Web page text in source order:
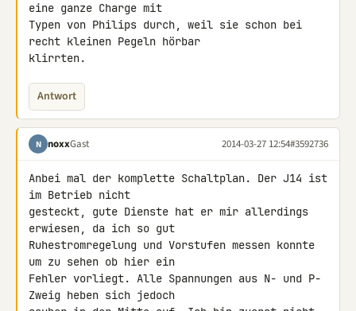
eine ganze Charge mit
Typen von Philips durch, weil sie schon bei
recht kleinen Pegeln hörbar
klirrten.
Antwort
N noxxGast 2014-03-27 12:54#3592736
Anbei mal der komplette Schaltplan. Der J14 ist
im Betrieb nicht
gesteckt, gute Dienste hat er mir allerdings
erwiesen, da ich so gut
Ruhestromregelung und Vorstufen messen konnte
um zu sehen ob hier ein
Fehler vorliegt. Alle Spannungen aus N- und P-
Zweig heben sich jedoch